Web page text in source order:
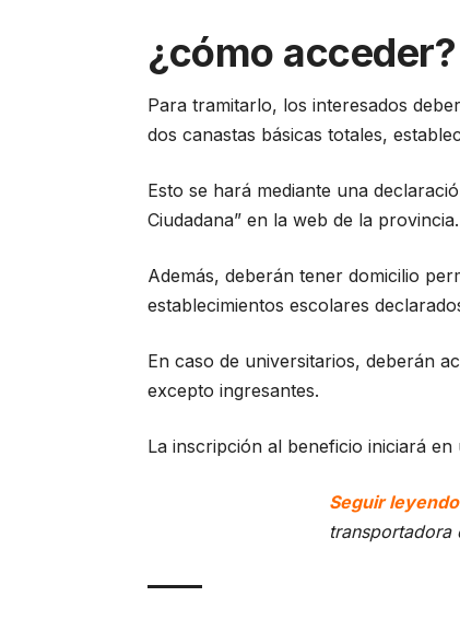
¿cómo acceder?
Para tramitarlo, los interesados
dos canastas básicas totales,
Esto se hará mediante una
Ciudadana” en la web de la provincia.
Además, deberán tener domicilio
establecimientos escolares
En caso de universitarios, deberán
excepto ingresantes.
La inscripción al beneficio iniciará en
Seguir
transportadora